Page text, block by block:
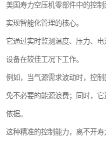
美国寿力空压机零部件中的控
实现智能化管理的核心。
它通过实时监测温度、压力、
设备在较佳工况下工作。
例如，当气源需求波动时，控
免不必要的能源浪费；同时，
依据。
这种精准的控制能力，离不开寿